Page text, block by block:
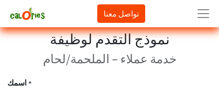
تواصل معنا
نموذج التقدم لوظيفة
خدمة عملاء – الملحمة/لحام
اسمك *